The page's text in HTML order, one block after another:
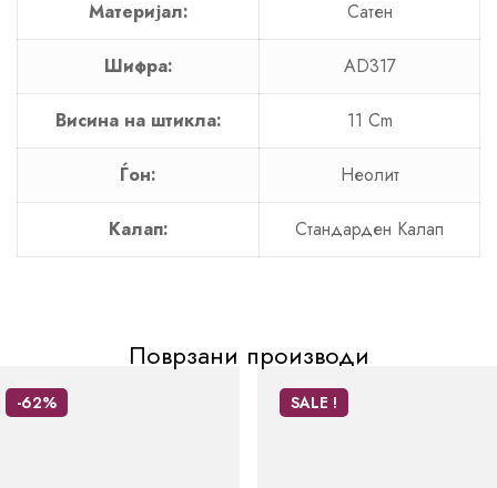
Материјал: Сатен
Шифра: AD317
Висина на штикла: 11 Cm
Ѓон: Неолит
Калап: Стандарден Калап
Поврзани производи
-62% SALE !